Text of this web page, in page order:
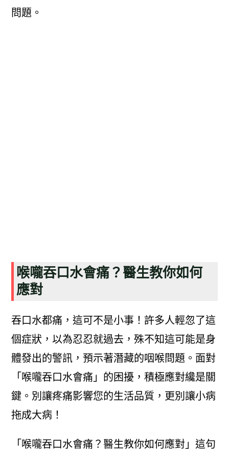
問題。
喉嚨吞口水會痛？醫生教你如何
應對
吞口水都痛，這可不是小事！許多人輕忽了這
個症狀，以為忍忍就過去，殊不知這可能是身
體發出的警訊，預示著潛藏的咽喉問題。面對
「喉嚨吞口水會痛」的困擾，積極應對纔是關
鍵。別讓疼痛影響您的生活品質，更別讓小病
拖成大病！
「喉嚨吞口水會痛？醫生教你如何應對」這句